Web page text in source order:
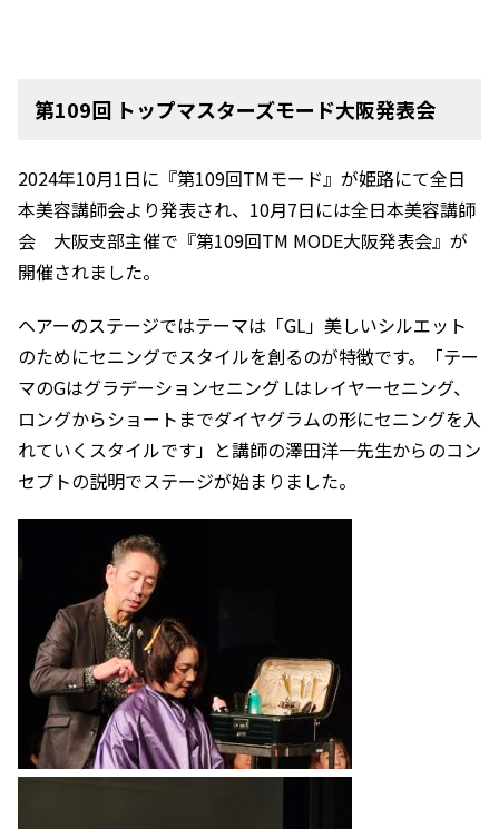
第109回 トップマスターズモード大阪発表会
2024年10月1日に『第109回TMモード』が姫路にて全日
本美容講師会より発表され、10月7日には全日本美容講師
会 大阪支部主催で『第109回TM MODE大阪発表会』が
開催されました。
ヘアーのステージではテーマは「GL」美しいシルエット
のためにセニングでスタイルを創るのが特徴です。「テー
マのGはグラデーションセニング Lはレイヤーセニング、
ロングからショートまでダイヤグラムの形にセニングを入
れていくスタイルです」と講師の澤田洋一先生からのコン
セプトの説明でステージが始まりました。